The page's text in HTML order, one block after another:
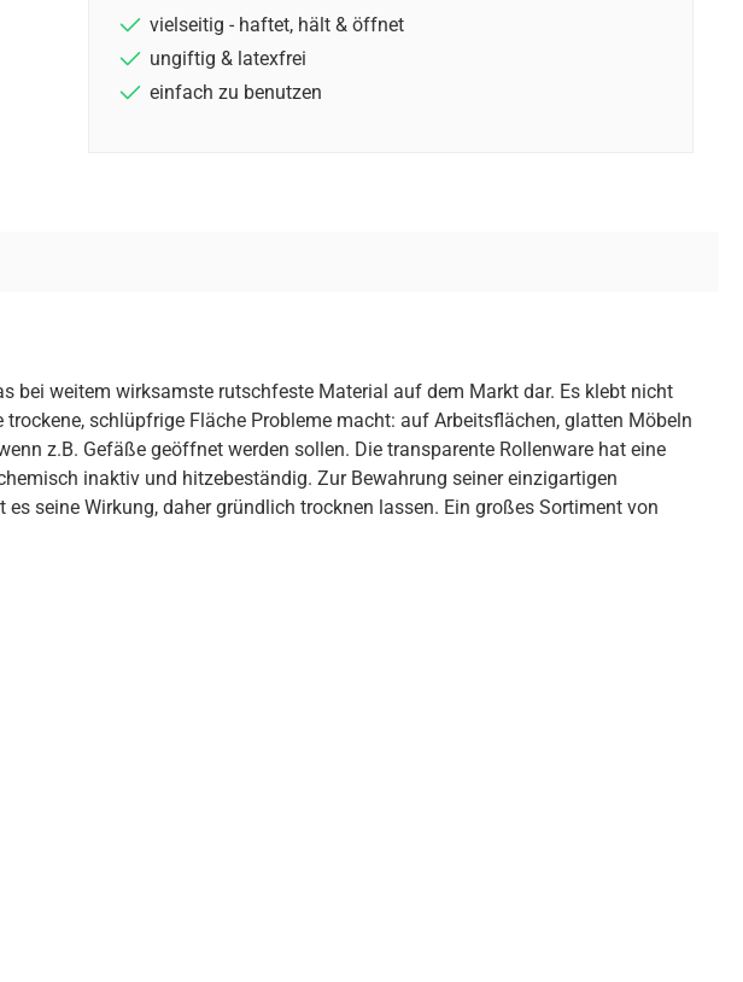
vielseitig - haftet, hält & öffnet
ungiftig & latexfrei
einfach zu benutzen
bei weitem wirksamste rutschfeste Material auf dem Markt dar. Es klebt nicht
schlüpfrige Fläche Probleme macht: auf Arbeitsflächen, glatten Möbeln
z.B. Gefäße geöffnet werden sollen. Die transparente Rollenware hat eine
inaktiv und hitzebeständig. Zur Bewahrung seiner einzigartigen
seine Wirkung, daher gründlich trocknen lassen. Ein großes Sortiment von